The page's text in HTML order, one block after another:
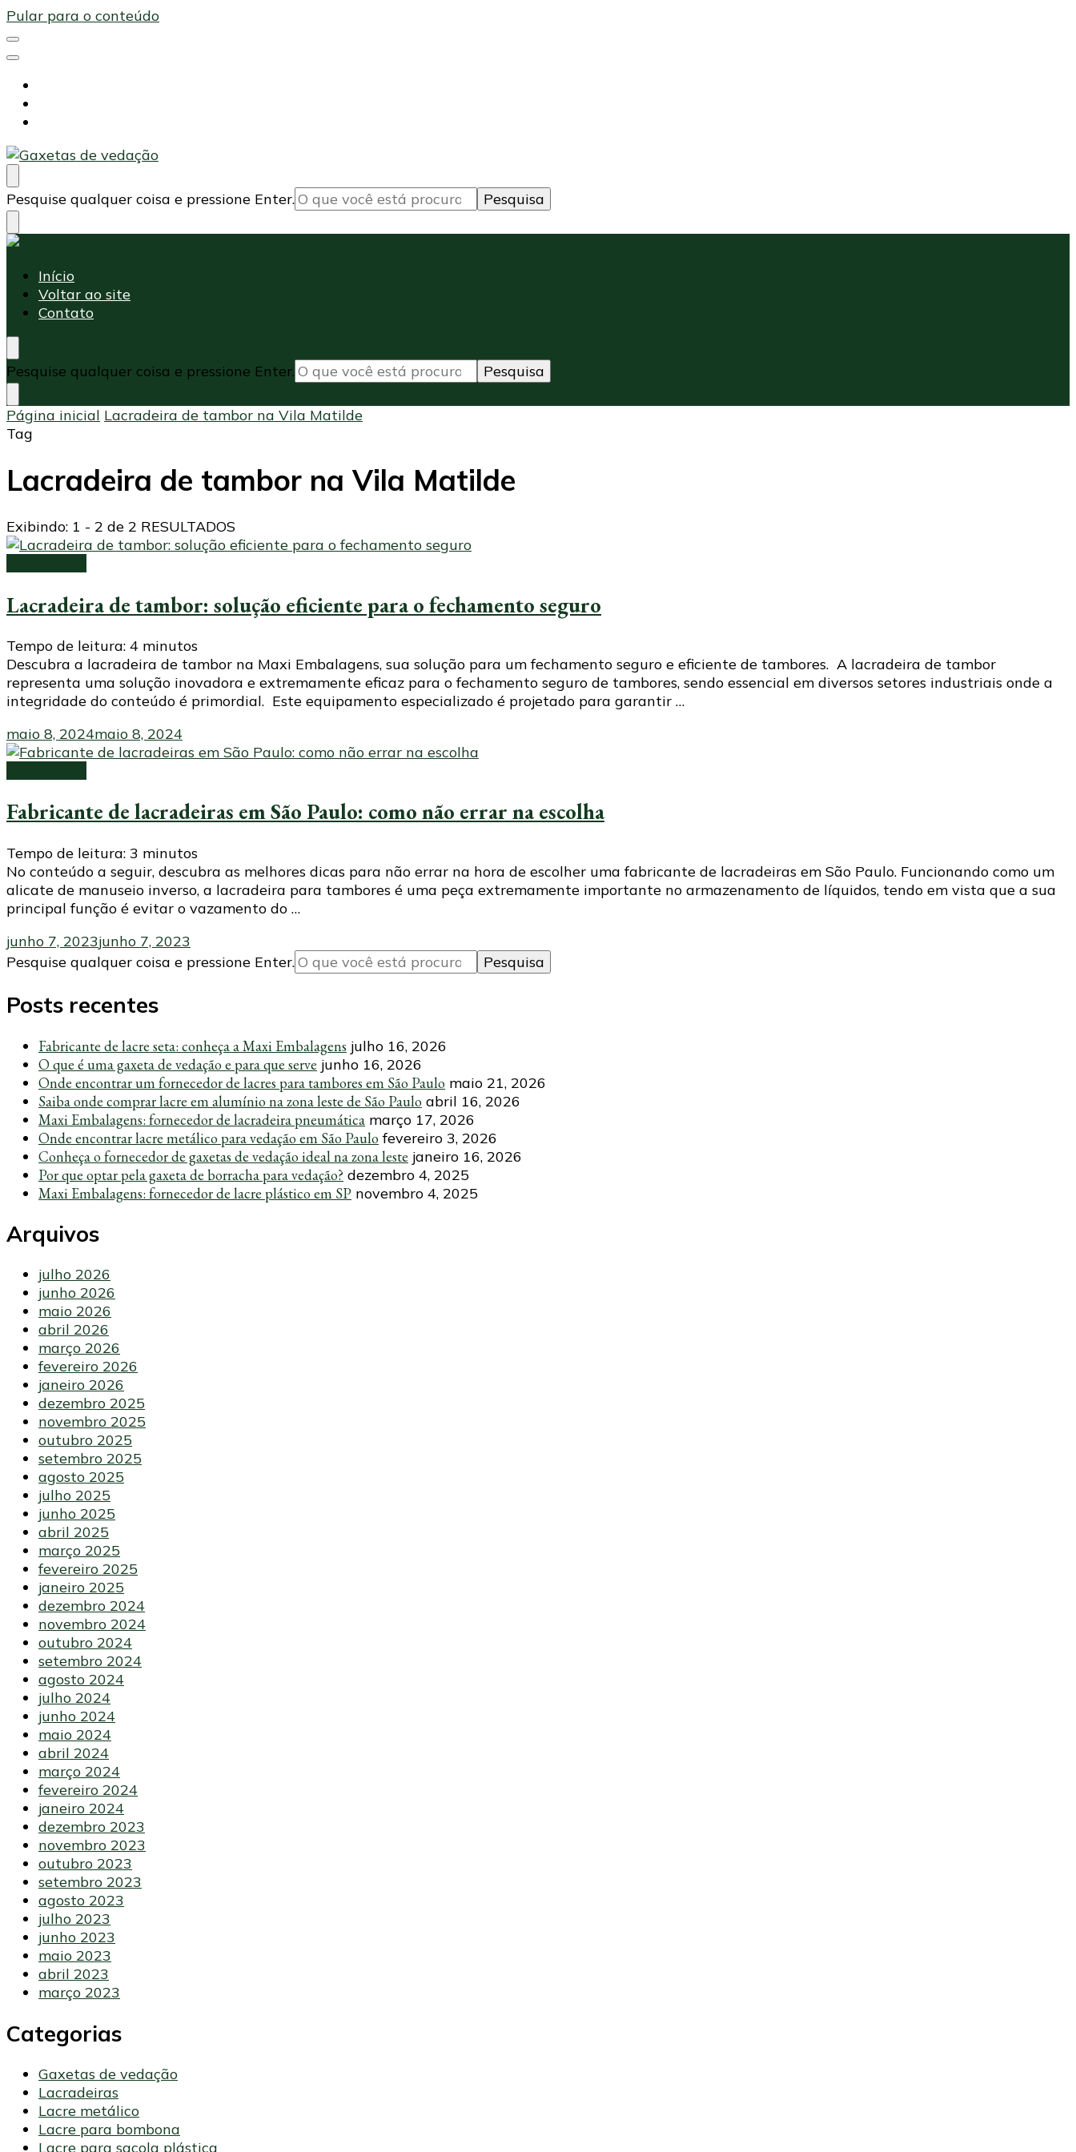
Pular para o conteúdo
Maxi Embalagens
Blog Maxi Embalagens
Procurando
algo?
Pesquise qualquer coisa e pressione Enter.
Maxi Embalagens
Blog Maxi Embalagens
Início
Voltar ao site
Contato
Procurando
algo?
Pesquise qualquer coisa e pressione Enter.
Página inicial Lacradeira de tambor na Vila Matilde
Tag
Lacradeira de tambor na Vila Matilde
Exibindo: 1 - 2 de 2 RESULTADOS
Lacradeira de tambor: solução eficiente para o fechamento seguro
Tempo de leitura: 4 minutos
Descubra a lacradeira de tambor na Maxi Embalagens, sua solução para um fechamento seguro e eficiente de tambores. A lacradeira de tambor
representa uma solução inovadora e extremamente eficaz para o fechamento seguro de tambores, sendo essencial em diversos setores industriais onde a
integridade do conteúdo é primordial. Este equipamento especializado é projetado para garantir …
maio 8, 2024maio 8, 2024
Fabricante de lacradeiras em São Paulo: como não errar na escolha
Tempo de leitura: 3 minutos
No conteúdo a seguir, descubra as melhores dicas para não errar na hora de escolher uma fabricante de lacradeiras em São Paulo. Funcionando como um
alicate de manuseio inverso, a lacradeira para tambores é uma peça extremamente importante no armazenamento de líquidos, tendo em vista que a sua
principal função é evitar o vazamento do …
junho 7, 2023junho 7, 2023
Procurando
Pesquise qualquer coisa e pressione Enter.
Posts recentes
Fabricante de lacre seta: conheça a Maxi Embalagens julho 16, 2026
O que é uma gaxeta de vedação e para que serve junho 16, 2026
Onde encontrar um fornecedor de lacres para tambores em São Paulo maio 21, 2026
Saiba onde comprar lacre em alumínio na zona leste de São Paulo abril 16, 2026
Maxi Embalagens: fornecedor de lacradeira pneumática março 17, 2026
Onde encontrar lacre metálico para vedação em São Paulo fevereiro 3, 2026
Conheça o fornecedor de gaxetas de vedação ideal na zona leste janeiro 16, 2026
Por que optar pela gaxeta de borracha para vedação? dezembro 4, 2025
Maxi Embalagens: fornecedor de lacre plástico em SP novembro 4, 2025
Arquivos
julho 2026
junho 2026
maio 2026
abril 2026
março 2026
fevereiro 2026
janeiro 2026
dezembro 2025
novembro 2025
outubro 2025
setembro 2025
agosto 2025
julho 2025
junho 2025
abril 2025
março 2025
fevereiro 2025
janeiro 2025
dezembro 2024
novembro 2024
outubro 2024
setembro 2024
agosto 2024
julho 2024
junho 2024
maio 2024
abril 2024
março 2024
fevereiro 2024
janeiro 2024
dezembro 2023
novembro 2023
outubro 2023
setembro 2023
agosto 2023
julho 2023
junho 2023
maio 2023
abril 2023
março 2023
Categorias
Gaxetas de vedação
Lacradeiras
Lacre metálico
Lacre para bombona
Lacre para sacola plástica